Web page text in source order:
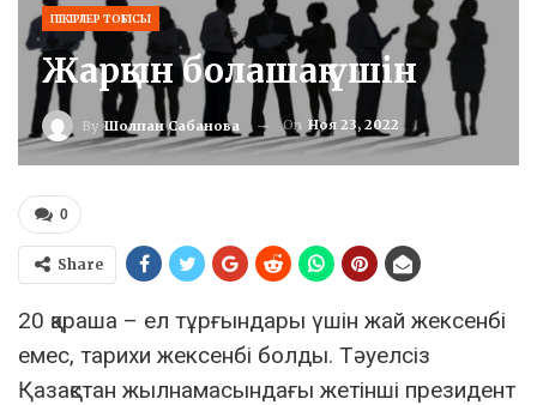
ПІКІРЛЕР ТОҒЫСЫ
Жарқын болашақ үшін
By Шолпан Сабанова On Ноя 23, 2022
0
Share
20 қараша – ел тұрғындары үшін жай жексенбі
емес, тарихи жексенбі болды. Тәуелсіз
Қазақстан жылнамасындағы жетінші президент